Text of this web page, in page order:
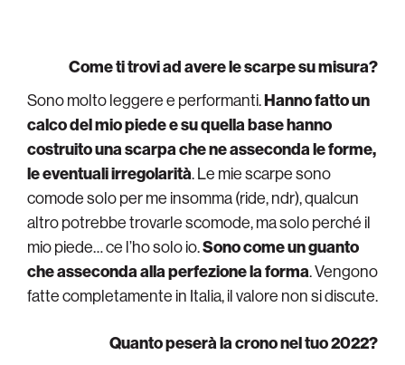
Come ti trovi ad avere le scarpe su misura?
Sono molto leggere e performanti.Hanno fatto un
calco del mio piede e su quella base hanno
costruito una scarpa che ne asseconda le forme,
le eventuali irregolarità. Le mie scarpe sono
comode solo per me insomma (ride, ndr), qualcun
altro potrebbe trovarle scomode, ma solo perché il
mio piede… ce l’ho solo io.Sono come un guanto
che asseconda alla perfezione la forma. Vengono
fatte completamente in Italia, il valore non si discute.
Quanto peserà la crono nel tuo 2022?